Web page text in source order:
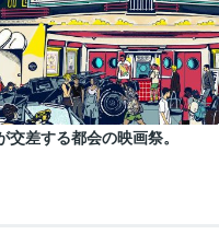
交差する都会の映画祭。